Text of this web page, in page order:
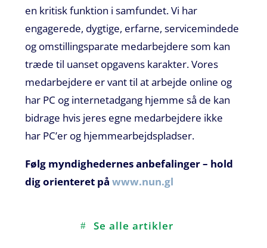
en kritisk funktion i samfundet.Vi har
engagerede, dygtige, erfarne, servicemindede
og omstillingsparate medarbejdere som kan
træde til uanset opgavens karakter.Vores
medarbejdere er vant til at arbejde online og
har PC og internetadgang hjemme så de kan
bidrage hvis jeres egne medarbejdere ikke
har PC’er og hjemmearbejdspladser.
Følg myndighedernes anbefalinger – hold
dig orienteret påwww.nun.gl
Se alle artikler